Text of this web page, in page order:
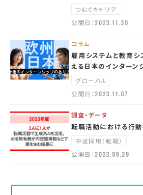
つむぐキャリア
公開日：2023.11.30
コラム
雇用システムと教育
える日本のインターン
グローバル
公開日：2023.11.07
調査・データ
転職活動における行
中途採用（転職）
公開日：2023.09.29